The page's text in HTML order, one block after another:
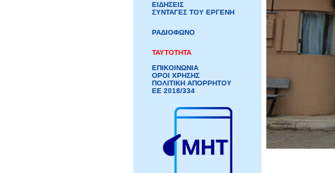
ΕΙΔΗΣΕΙΣ
ΣΥΝΤΑΓΕΣ ΤΟΥ ΕΡΓΕΝΗ
ΡΑΔΙΟΦΩΝΟ
ΤΑΥΤΟΤΗΤΑ
ΕΠΙΚΟΙΝΩΝΙΑ
ΟΡΟΙ ΧΡΗΣΗΣ
ΠΟΛΙΤΙΚΗ ΑΠΟΡΡΗΤΟΥ
ΕΕ 2018/334